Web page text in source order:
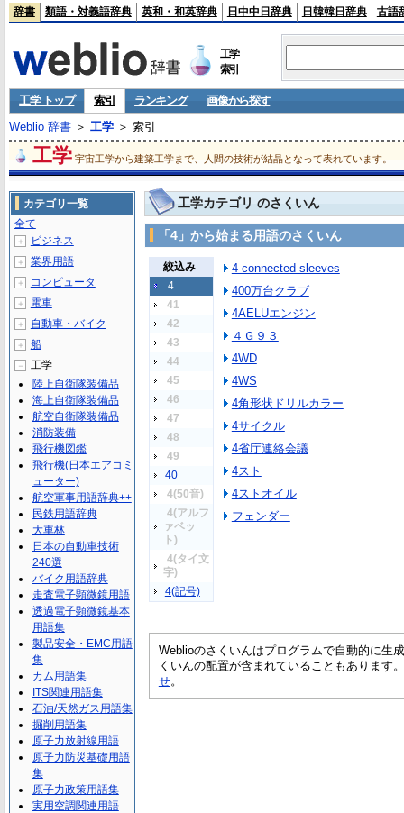
辞書 類語・対義語辞典 英和・和英辞典 日中中日辞典 日韓韓日辞典 古語
工学
索引
工学 トップ 索引 ランキング
画像から探す
Weblio 辞書＞ 工学＞ 索引
工学 宇宙工学から建築工学まで、人間の技術が結晶となって表れています。
工学カテゴリ のさくいん
「4」から始まる用語のさくいん
絞込み
4
41
42
43
44
45
46
47
48
49
40
4(50音)
4(アルフ
ァベッ
ト)
4(タイ文
字)
4(記号)
4 connected sleeves
400万台クラブ
4AELUエンジン
４Ｇ９３
4WD
4WS
4角形状ドリルカラー
4サイクル
4省庁連絡会議
4スト
4ストオイル
フェンダー
Weblioのさくいんはプログラムで自動的に生
くいんの配置が含まれていることもあります
せ。
カテゴリ一覧
全て
＋ ビジネス
＋ 業界用語
＋ コンピュータ
＋ 電車
＋ 自動車・バイク
＋ 船
－
工学
陸上自衛隊装備品
海上自衛隊装備品
航空自衛隊装備品
消防装備
飛行機図鑑
飛行機(日本エアコミ
ューター)
航空軍事用語辞典++
民鉄用語辞典
大車林
日本の自動車技術
240選
バイク用語辞典
走査電子顕微鏡用語
透過電子顕微鏡基本
用語集
製品安全・EMC用語
集
カム用語集
ITS関連用語集
石油/天然ガス用語集
掘削用語集
原子力放射線用語
原子力防災基礎用語
集
原子力政策用語集
実用空調関連用語